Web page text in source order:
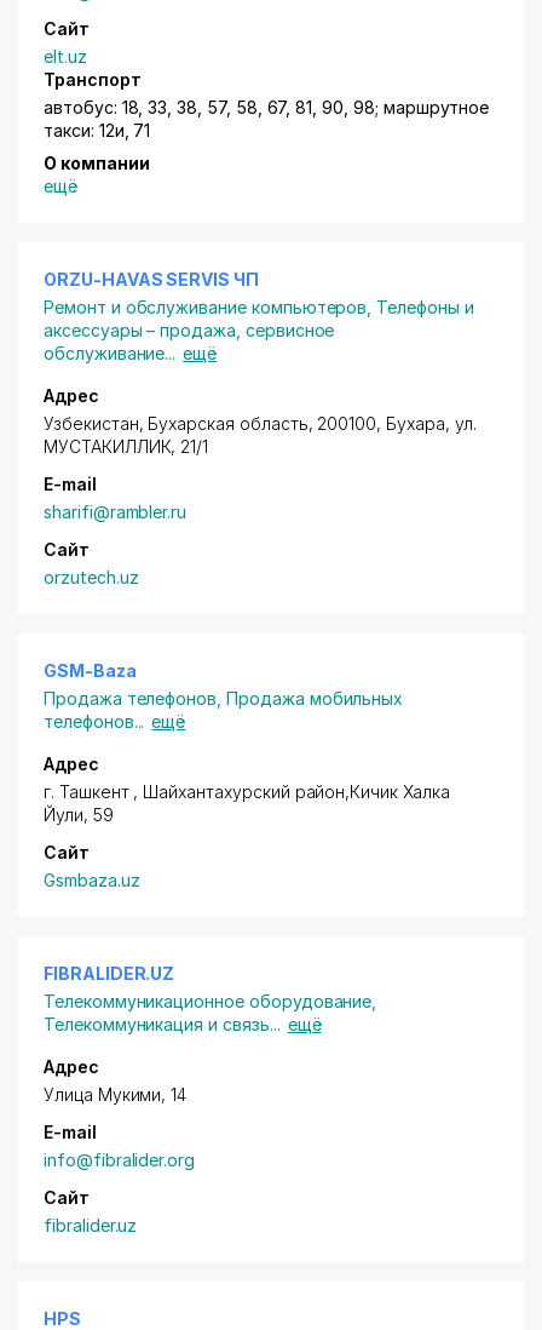
Сайт
elt.uz
Транспорт
автобус: 18, 33, 38, 57, 58, 67, 81, 90, 98; маршрутное
такси: 12и, 71
О компании
ещё
ORZU-HAVAS SERVIS ЧП
Ремонт и обслуживание компьютеров Телефоны и
аксессуары – продажа, сервисное
обслуживание... ещё
Адрес
Узбекистан, Бухарская область, 200100, Бухара, ул.
МУСТАКИЛЛИК, 21/1
E-mail
sharifi@rambler.ru
Сайт
orzutech.uz
GSM-Baza
Продажа телефонов ,Продажа мобильных
телефонов... ещё
Адрес
г. Ташкент , Шайхантахурский район,Кичик Халка
Йули, 59
Сайт
Gsmbaza.uz
FIBRALIDER.UZ
Телекоммуникационное оборудование
Телекоммуникация и связь... ещё
Адрес
Улица Мукими, 14
E-mail
info@fibralider.org
Сайт
fibralider.uz
HPS